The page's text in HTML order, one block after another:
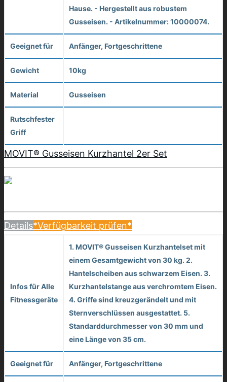
Hause. - Hergestellt aus robustem
Gusseisen. - Artikelnummer: 10000074.
Geeignet für Anfänger, Fortgeschrittene
Gewicht 10kg
Material Gusseisen
Rutschfester
Griff
MOVIT® Gusseisen Kurzhantel 2er Set
Details*Verfügbarkeit prüfen*
Infos für Alle
Fitnessgeräte
1. MOVIT® Gusseisen Kurzhantelset mit
einem Gesamtgewicht von 30 kg. 2.
Hantelscheiben aus schwarzem Eisen. 3.
Kurzhantelstange aus verchromtem Eisen.
4. Griffe sind kreuzgerändelt und mit
Sternverschlüssen ausgestattet. 5.
Standarddurchmesser von 30 mm und
eine Länge von 35 cm.
Geeignet für Anfänger, Fortgeschrittene